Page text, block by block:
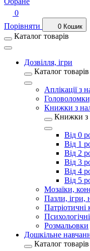
0
Порівняти
0 Кошик
Каталог товарів
Дозвілля, ігри
Каталог товарів
Аплікації з
Книжки з
Книжки з
Від 0
Від 1
Від 2
Від 3
Від 4
Від 5
Мозаїки,
Пазли, ігри,
Розмальовки
Дошкільне
Каталог товарів